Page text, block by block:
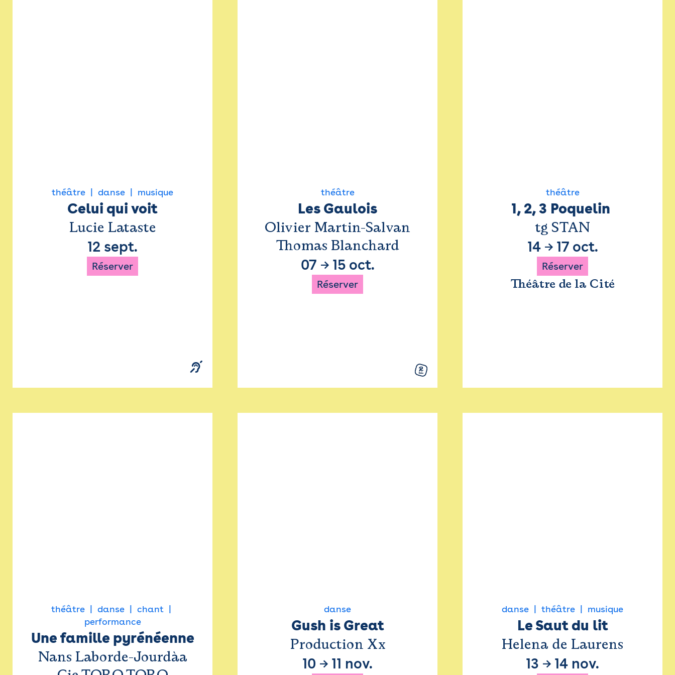
théâtre danse musique
Celui qui voit
Lucie Lataste
12 sept.
Réserver
théâtre
Les Gaulois
Olivier Martin-Salvan
Thomas Blanchard
07 → 15 oct.
Réserver
théâtre
1, 2, 3 Poquelin
tg STAN
14→ 17 oct.
Réserver
Théâtre de la Cité
théâtre danse
chant
performance
Une famille pyrénéenne
Nans Laborde-Jourdàa
danse
Gush is Great
Production Xx
10 → 11 nov.
danse théâtre musique
Le Saut du lit
Helena de Laurens
13 → 14 nov.